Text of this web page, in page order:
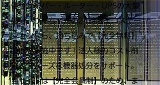
伴うサーバー・ルーター・UPSの大量
処分。ウマちゃんの24時間エコステー
ションなら、持ち込みで【完全無料】
回収を実施中です！法人様のコスト削
減とスムーズな機器処分をサポート。
当サイトは【完全会員制】のため、ま